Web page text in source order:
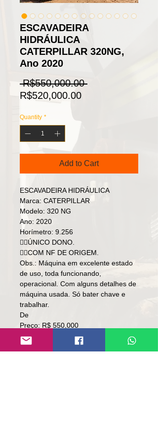
ESCAVADEIRA
HIDRÁULICA
CATERPILLAR 320NG,
Ano 2020
R$550,000.00 Regular
R$520,000.00Sale
Quantity *
Add to Cart
ESCAVADEIRA HIDRÁULICA
Marca: CATERPILLAR
Modelo: 320 NG
Ano: 2020
Horímetro: 9.256
👉🏻ÚNICO DONO.
👉🏻COM NF DE ORIGEM.
Obs.: Máquina em excelente estado
de uso, toda funcionando,
operacional. Com alguns detalhes de
máquina usada. Só bater chave e
trabalhar.
De
Preço: R$ 550,000
Por
Preço: R$ 520,000